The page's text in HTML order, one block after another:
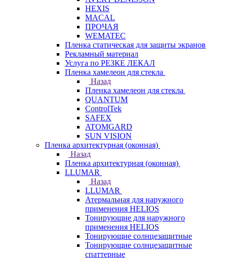
HEXIS
MACAL
ПРОЧАЯ
WEMATEC
Пленка статическая для защиты экранов
Рекламный материал
Услуга по РЕЗКЕ ЛЕКАЛ
Пленка хамелеон для стекла
Назад
Пленка хамелеон для стекла
QUANTUM
ControlTek
SAFEX
ATOMGARD
SUN VISION
Пленка архитектурная (оконная)
Назад
Пленка архитектурная (оконная)
LLUMAR
Назад
LLUMAR
Атермальная для наружного
применения HELIOS
Тонирующие для наружного
применения HELIOS
Тонирующие солнцезащитные
Тонирующие солнцезащитные
спаттерные